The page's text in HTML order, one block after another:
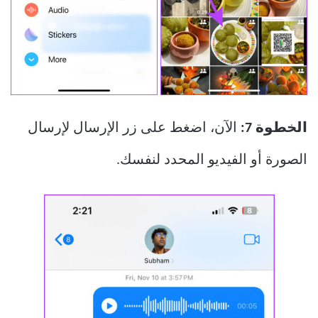
الخطوة 7: الآن، اضغط على زر الإرسال لإرسال
الصورة أو الفيديو المحدد لنفسك.